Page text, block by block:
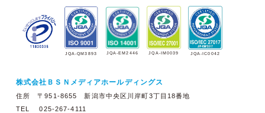
JQA-QM3893 JQA-EM2446 JQA-IM0039 JQA-IC0042
株式会社ＢＳＮメディアホールディングス
住所 〒951-8655 新潟市中央区川岸町3丁目18番地
TEL 025-267-4111